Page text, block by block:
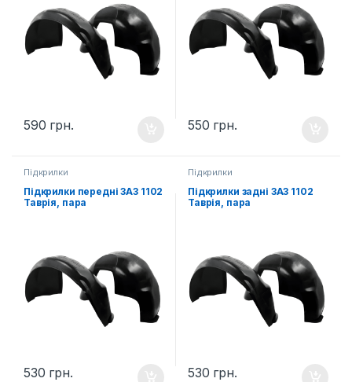
590 грн. 550 грн.
Підкрилки
Підкрилки передні ЗАЗ 1102
Таврія, пара
530 грн.
Підкрилки
Підкрилки задні ЗАЗ 1102
Таврія, пара
530 грн.